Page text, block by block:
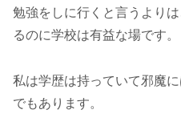
勉強をしに行くと言うより
るのに学校は有益な場です。
私は学歴は持っていて邪魔
でもあります。